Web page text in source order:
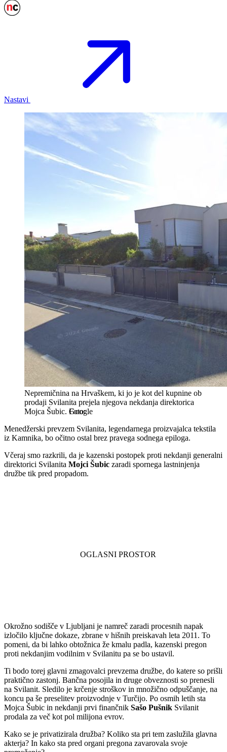
Nastavi
Nepremičnina na Hrvaškem, ki jo je kot del kupnine ob
prodaji Svilanita prejela njegova nekdanja direktorica
Mojca Šubic. Google
Menedžerski prevzem Svilanita, legendarnega proizvajalca tekstila
iz Kamnika, bo očitno ostal brez pravega sodnega epiloga.
Včeraj smo razkrili, da je kazenski postopek proti nekdanji generalni
direktorici Svilanita Mojci Šubic zaradi spornega lastninjenja
družbe tik pred propadom.
Okrožno sodišče v Ljubljani je namreč zaradi procesnih napak
izločilo ključne dokaze, zbrane v hišnih preiskavah leta 2011. To
pomeni, da bi lahko obtožnica že kmalu padla, kazenski pregon
proti nekdanjim vodilnim v Svilanitu pa se bo ustavil.
Ti bodo torej glavni zmagovalci prevzema družbe, do katere so prišli
praktično zastonj. Bančna posojila in druge obveznosti so prenesli
na Svilanit. Sledilo je krčenje stroškov in množično odpuščanje, na
koncu pa še preselitev proizvodnje v Turčijo. Po osmih letih sta
Mojca Šubic in nekdanji prvi finančnik Sašo Pušnik Svilanit
prodala za več kot pol milijona evrov.
Kako se je privatizirala družba? Koliko sta pri tem zaslužila glavna
akterja? In kako sta pred organi pregona zavarovala svoje